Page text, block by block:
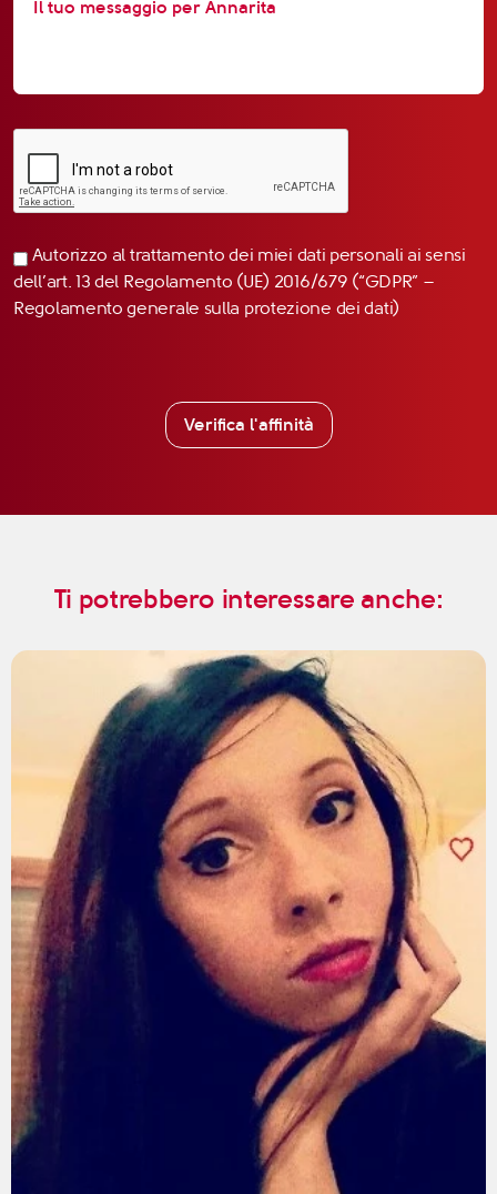
Autorizzo al trattamento dei miei dati personali ai sensi
dell’art. 13 del Regolamento (UE) 2016/679 (“GDPR” –
Regolamento generale sulla protezione dei dati)
Verifica l'affinità
Ti potrebbero interessare anche: